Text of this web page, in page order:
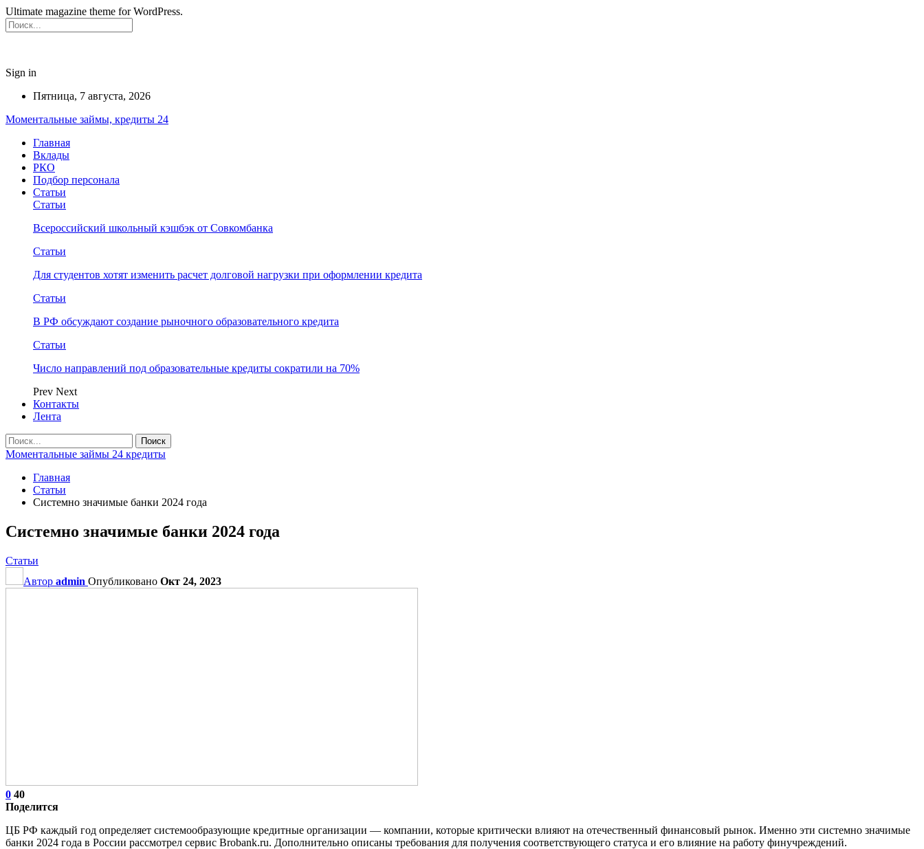
Ultimate magazine theme for WordPress.
Sign in
Пятница, 7 августа, 2026
Моментальные займы, кредиты 24
Главная
Вклады
РКО
Подбор персонала
Статьи
Статьи
Всероссийский школьный кэшбэк от Совкомбанка
Статьи
Для студентов хотят изменить расчет долговой нагрузки при оформлении кредита
Статьи
В РФ обсуждают создание рыночного образовательного кредита
Статьи
Число направлений под образовательные кредиты сократили на 70%
Prev Next
Контакты
Лента
Моментальные займы 24 кредиты
Главная
Статьи
Системно значимые банки 2024 года
Системно значимые банки 2024 года
Статьи
Автор admin Опубликовано Окт 24, 2023
0 40
Поделится
ЦБ РФ каждый год определяет системообразующие кредитные организации — компании, которые критически влияют на отечественный финансовый рынок. Именно эти системно значимые
банки 2024 года в России рассмотрел сервис Brobank.ru. Дополнительно описаны требования для получения соответствующего статуса и его влияние на работу финучреждений.